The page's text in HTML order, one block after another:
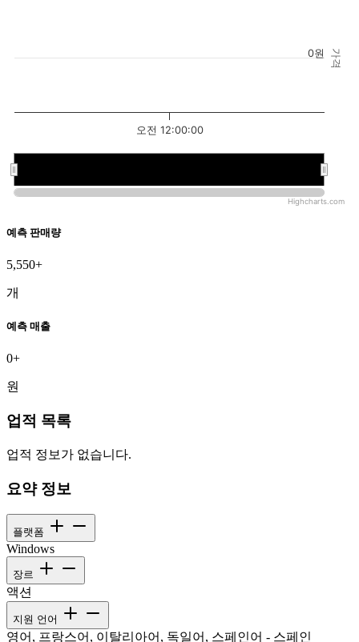
가격
오전 12:00:00
0원
Highcharts.com
예측 판매량
5,550+
개
예측 매출
0+
원
업적 목록
업적 정보가 없습니다.
요약 정보
플랫폼
Windows
장르
액션
지원 언어
영어, 프랑스어, 이탈리아어, 독일어, 스페인어 - 스페인